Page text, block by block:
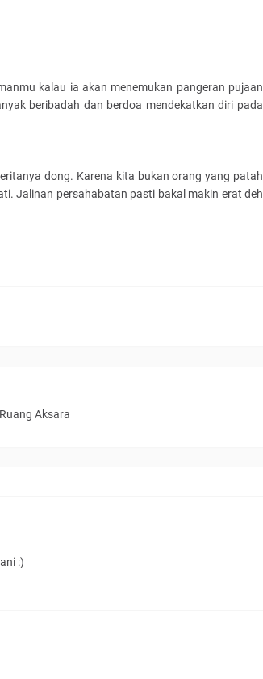
kalau ia akan menemukan pangeran pujaan
beribadah dan berdoa mendekatkan diri pada
dong. Karena kita bukan orang yang patah
Jalinan persahabatan pasti bakal makin erat deh
Aksara
:)